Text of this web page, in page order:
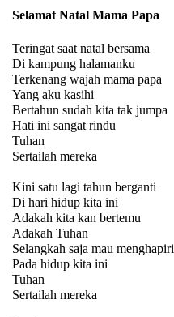
Selamat Natal Mama Papa
Teringat saat natal bersama
Di kampung halamanku
Terkenang wajah mama papa
Yang aku kasihi
Bertahun sudah kita tak jumpa
Hati ini sangat rindu
Tuhan
Sertailah mereka
Kini satu lagi tahun berganti
Di hari hidup kita ini
Adakah kita kan bertemu
Adakah Tuhan
Selangkah saja mau menghapiri
Pada hidup kita ini
Tuhan
Sertailah mereka